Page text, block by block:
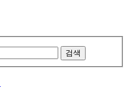
검색